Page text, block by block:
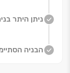
עיר, כפר וטבע
וגלים אינסופיים.
ניתן היתר
הבניה